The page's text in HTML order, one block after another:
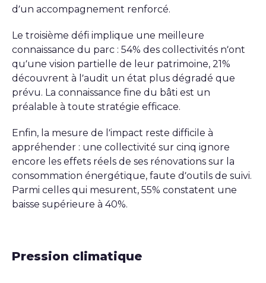
d’un accompagnement renforcé.
Le troisième défi implique une meilleure
connaissance du parc : 54% des collectivités n’ont
qu’une vision partielle de leur patrimoine, 21%
découvrent à l’audit un état plus dégradé que
prévu. La connaissance fine du bâti est un
préalable à toute stratégie efficace.
Enfin, la mesure de l’impact reste difficile à
appréhender : une collectivité sur cinq ignore
encore les effets réels de ses rénovations sur la
consommation énergétique, faute d’outils de suivi.
Parmi celles qui mesurent, 55% constatent une
baisse supérieure à 40%.
Pression climatique